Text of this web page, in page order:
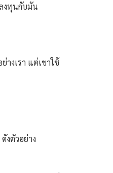
งทุนกับมัน
างเรา แต่เขาใช้
งตัวอย่าง